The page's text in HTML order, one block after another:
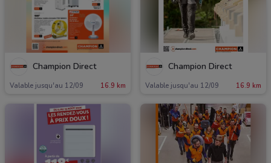
Champion Direct
Valable jusqu'au 12/09 16.9 km
Champion Direct
Valable jusqu'au 12/09 16.9 km